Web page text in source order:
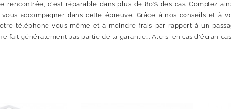
rencontrée, c'est réparable dans plus de 80% des cas. Comptez
accompagner dans cette épreuve. Grâce à nos conseils et à
téléphone vous-même et à moindre frais par rapport à un
fait généralement pas partie de la garantie... Alors, en cas d'écran